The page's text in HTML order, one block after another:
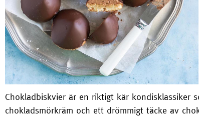
Chokladbiskvier är en riktigt kär kondisklassiker
chokladsmörkräm och ett drömmigt täcke av